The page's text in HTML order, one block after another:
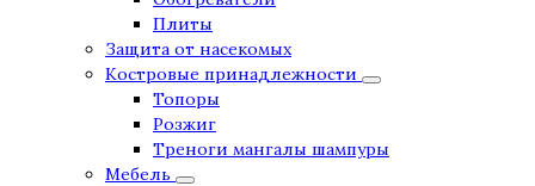
Плиты
Защита от насекомых
Костровые принадлежности
Топоры
Розжиг
Треноги мангалы шампуры
Мебель